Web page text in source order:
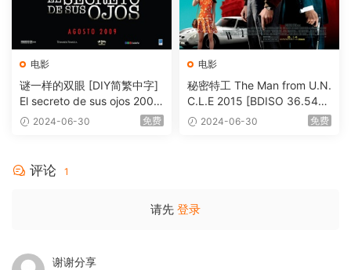
电影
谜一样的双眼 [DIY简繁中字]
El secreto de sus ojos 2009
1080p Blu-ray AVC DTS-HD
2024-06-30 免费
电影
秘密特工 The Man from U.N.
C.L.E 2015 [BDISO 36.54G
B] 2024-06-30 免费
评论 1
请先 登录
谢谢分享